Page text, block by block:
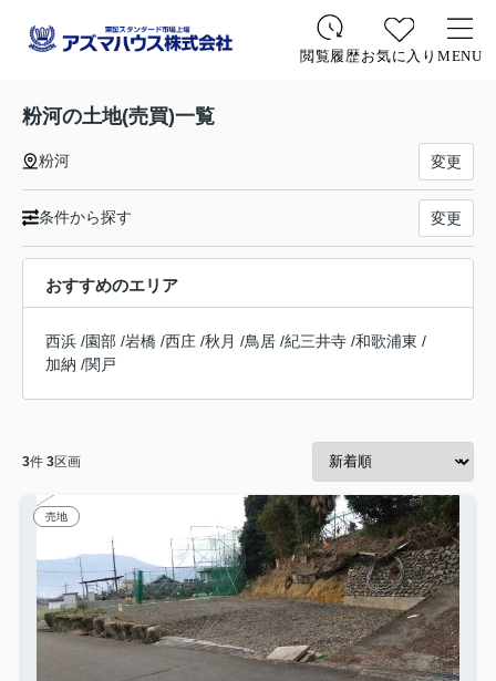
閲覧履歴お気に入り MENU
粉河の土地(売買)一覧
粉河 変更
条件から探す 変更
おすすめのエリア
西浜 /園部 /岩橋 /西庄 /秋月 /鳥居 /紀三井寺 /和歌浦東 /
加納 /関戸
3件 3区画
売地